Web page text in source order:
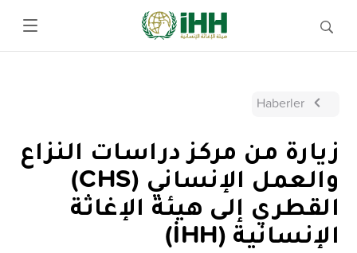
Haberler
زيارة من مركز دراسات النزاع
والعمل الإنساني (CHS)
القطري إلى هيئة الإغاثة
الإنسانية (İHH)